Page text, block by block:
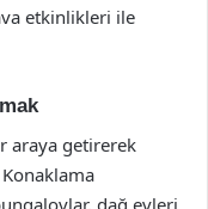
etkinlikleri ile
araya getirerek
dağ evleri